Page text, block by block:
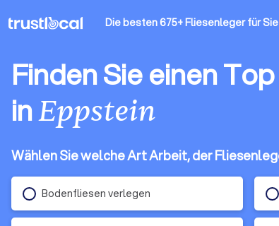
Die besten 675+ Fliesenleger für Sie
Finden Sie einen Top
inEppstein
Wählen Sie welche Art Arbeit, der
Bodenfliesen verlegen